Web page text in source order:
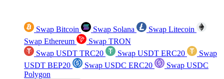
Swap Bitcoin Swap Solana
Swap Litecoin
Swap Ethereum
Swap TRON
Swap USDT TRC20
Swap USDT ERC20
Swap
USDT BEP20
Swap USDC ERC20
Swap USDC
Polygon